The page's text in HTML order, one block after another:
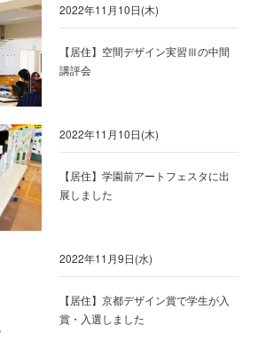
2022年11月10日(木)
【居住】空間デザイン実習Ⅲの中間
講評会
2022年11月10日(木)
【居住】学園前アートフェスタに出
展しました
2022年11月9日(水)
【居住】京都デザイン賞で学生が入
賞・入選しました